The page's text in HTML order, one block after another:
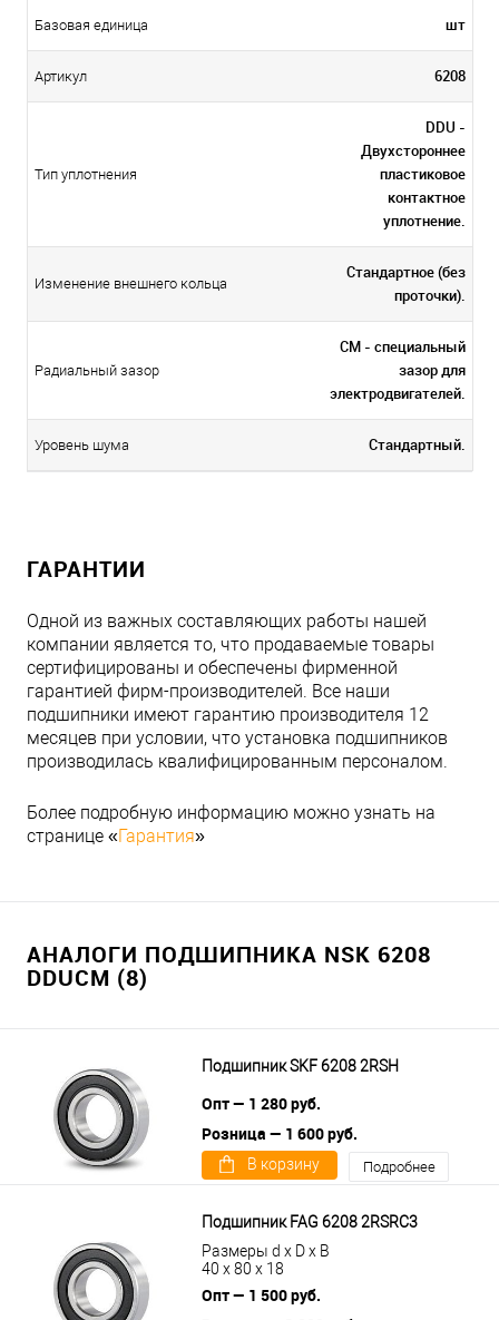
Базовая единица шт
Артикул 6208
Тип уплотнения
DDU -
Двухстороннее
пластиковое
контактное
уплотнение.
Изменение внешнего кольца
Стандартное (без
проточки).
Радиальный зазор
CM - специальный
зазор для
электродвигателей.
Уровень шума Стандартный.
ГАРАНТИИ
Одной из важных составляющих работы нашей
компании является то, что продаваемые товары
сертифицированы и обеспечены фирменной
гарантией фирм-производителей. Все наши
подшипники имеют гарантию производителя 12
месяцев при условии, что установка подшипников
производилась квалифицированным персоналом.
Более подробную информацию можно узнать на
странице «Гарантия»
АНАЛОГИ ПОДШИПНИКА NSK 6208
DDUCM (8)
Подшипник SKF 6208 2RSH
Опт — 1 280 руб.
Розница — 1 600 руб.
В корзину Подробнее
Подшипник FAG 6208 2RSRC3
Размеры d x D x B
40 x 80 x 18
Опт — 1 500 руб.